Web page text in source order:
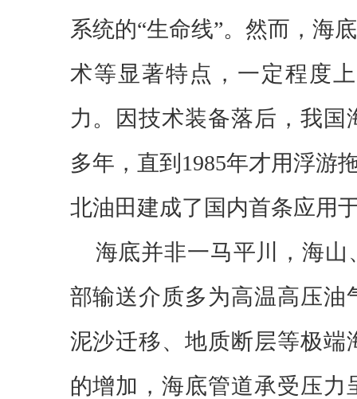
系统的“生命线”。然而，海
术等显著特点，一定程度
力。因技术装备落后，我
多年，直到1985年才用浮游
北油田建成了国内首条应用
海底并非一马平川，海
部输送介质多为高温高压
泥沙迁移、地质断层等极
的增加，海底管道承受压